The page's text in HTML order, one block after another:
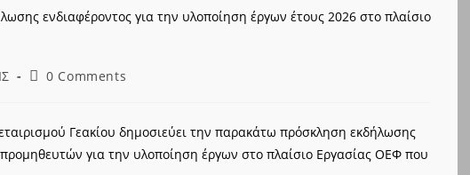
Post0 Comments
Γεακίου δημοσιεύει την παρακάτω πρόσκληση εκδήλωσης
για την υλοποίηση έργων στο πλαίσιο Εργασίας ΟΕΦ που